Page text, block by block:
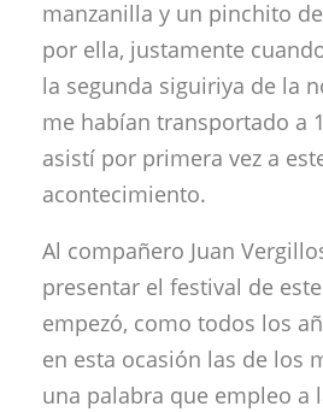
manzanilla y un pinchito
por ella, justamente
la segunda siguiriya de la
me habían transportado a
asistí por primera vez a
acontecimiento.
Al compañero Juan
presentar el festival de
empezó, como todos los
en esta ocasión las de los
una palabra que empleo a